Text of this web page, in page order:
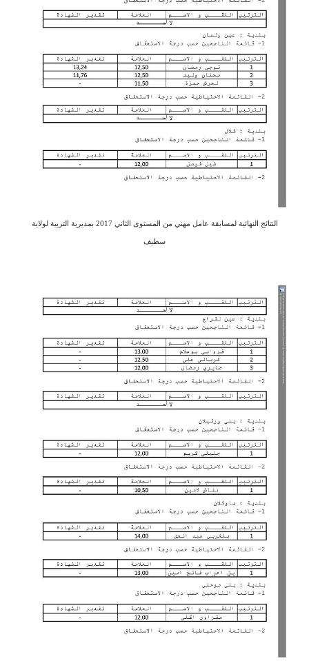
النتائج النهائية لمسابقة عامل مهني من المستوى الثاني 2017 بمديرية التربية لولاية
سطيف